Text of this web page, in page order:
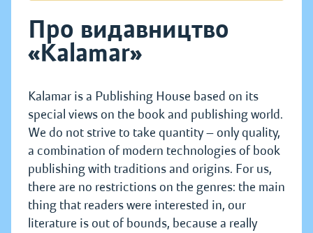
Про видавництво
«Kalamar»
Kalamar is a Publishing House based on its
special views on the book and publishing world.
We do not strive to take quantity — only quality,
a combination of modern technologies of book
publishing with traditions and origins. For us,
there are no restrictions on the genres: the main
thing that readers were interested in, our
literature is out of bounds, because a really